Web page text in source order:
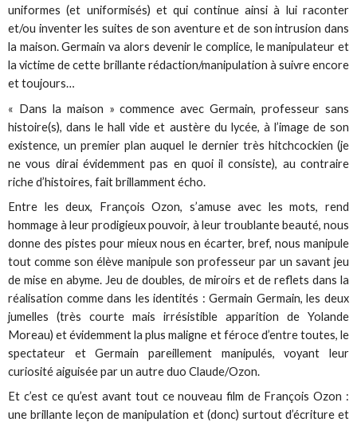
uniformes (et uniformisés) et qui continue ainsi à lui raconter
et/ou inventer les suites de son aventure et de son intrusion dans
la maison. Germain va alors devenir le complice, le manipulateur et
la victime de cette brillante rédaction/manipulation à suivre encore
et toujours…
« Dans la maison » commence avec Germain, professeur sans
histoire(s), dans le hall vide et austère du lycée, à l’image de son
existence, un premier plan auquel le dernier très hitchcockien (je
ne vous dirai évidemment pas en quoi il consiste), au contraire
riche d’histoires, fait brillamment écho.
Entre les deux, François Ozon, s’amuse avec les mots, rend
hommage à leur prodigieux pouvoir, à leur troublante beauté, nous
donne des pistes pour mieux nous en écarter, bref, nous manipule
tout comme son élève manipule son professeur par un savant jeu
de mise en abyme. Jeu de doubles, de miroirs et de reflets dans la
réalisation comme dans les identités : Germain Germain, les deux
jumelles (très courte mais irrésistible apparition de Yolande
Moreau) et évidemment la plus maligne et féroce d’entre toutes, le
spectateur et Germain pareillement manipulés, voyant leur
curiosité aiguisée par un autre duo Claude/Ozon.
Et c’est ce qu’est avant tout ce nouveau film de François Ozon :
une brillante leçon de manipulation et (donc) surtout d’écriture et